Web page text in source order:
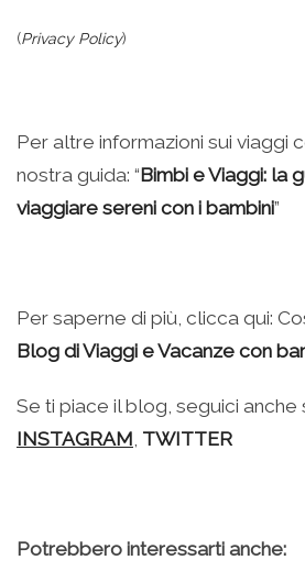
(Privacy Policy)
Per altre informazioni sui viaggi
nostra guida: “Bimbi e Viaggi: la
viaggiare sereni con i bambini”
Per saperne di più, clicca qui:
Blog di Viaggi e Vacanze con
Se ti piace il blog, seguici anche
INSTAGRAM, TWITTER
Potrebbero interessarti anche: